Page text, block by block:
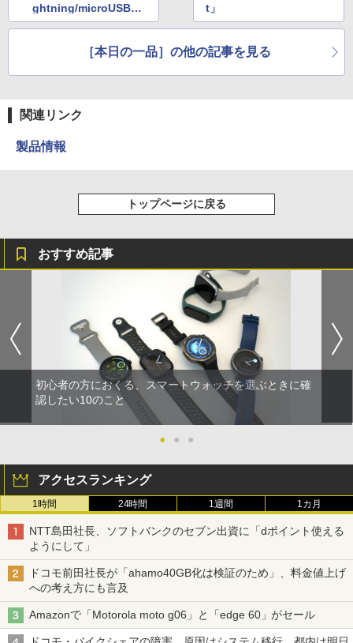
ghtning/microUSB兼
用ケーブル
t」
［本日の一品］の他の記事を見る
関連リンク
製品情報
トップページに戻る
おすすめ記事
初心者の方におくる、スマートウォッチを選ぶときに確
認したい10のこと
● ● ●
アクセスランキング
1時間 24時間 1週間 1カ月
NTT島田社長、ソフトバンクのセブン出資に「dポイント使える
ようにして」
ドコモ前田社長が「ahamo40GB化は検証のため」、料金値上げ
への考え方にも言及
Amazonで「Motorola moto g06」と「edge 60」がセール